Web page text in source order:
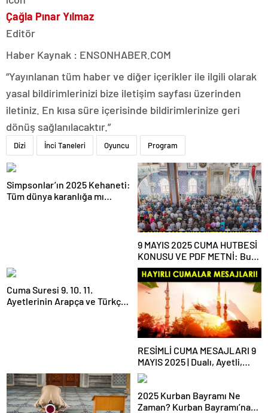
Çağla Pınar Yılmaz
Editör
Haber Kaynak : ENSONHABER.COM
“Yayınlanan tüm haber ve diğer içerikler ile ilgili olarak
yasal bildirimlerinizi bize iletişim sayfası üzerinden
iletiniz. En kısa süre içerisinde bildirimlerinize geri
dönüş sağlanılacaktır.”
Dizi İnci Taneleri Oyuncu Program
Simpsonlar’ın 2025 Kehaneti:
Tüm dünya karanlığa mı
9 MAYIS 2025 CUMA HUTBESİ
KONUSU VE PDF METNİ: Bu
haftaki Cuma hutbesi konusu
ne?
Cuma Suresi 9. 10. 11.
Ayetlerinin Arapça ve Türkçe
RESİMLİ CUMA MESAJLARI 9
MAYIS 2025 | Dualı, Ayetli,
Hadisli, Yazılı, En Yeni Cuma
Mesajları ve Sözleri!
2025 Kurban Bayramı Ne
Zaman? Kurban Bayramı’na